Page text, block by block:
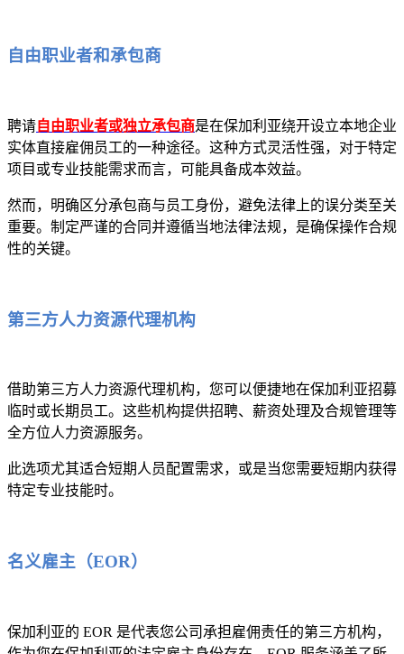
自由职业者和承包商
聘请自由职业者或独立承包商是在保加利亚绕开设立本地企业
实体直接雇佣员工的一种途径。这种方式灵活性强，对于特定
项目或专业技能需求而言，可能具备成本效益。
然而，明确区分承包商与员工身份，避免法律上的误分类至关
重要。制定严谨的合同并遵循当地法律法规，是确保操作合规
性的关键。
第三方人力资源代理机构
借助第三方人力资源代理机构，您可以便捷地在保加利亚招募
临时或长期员工。这些机构提供招聘、薪资处理及合规管理等
全方位人力资源服务。
此选项尤其适合短期人员配置需求，或是当您需要短期内获得
特定专业技能时。
名义雇主（EOR）
保加利亚的 EOR 是代表您公司承担雇佣责任的第三方机构，